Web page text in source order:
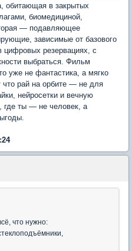
обитающая в закрытых
биомедициной,
— подавляющее
зависимые от базового
резервациях, с
выбраться. Фильм
уже не фантастика, а мягко
рай на орбите — не для
нейросетки и вечную
где ты — не человек, а
что нужно: